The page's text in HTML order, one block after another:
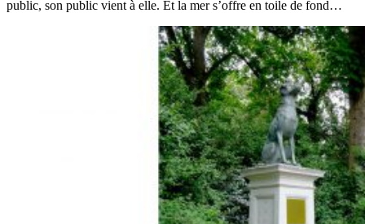
public, son public vient à elle. Et la mer s’offre en toile de fond…